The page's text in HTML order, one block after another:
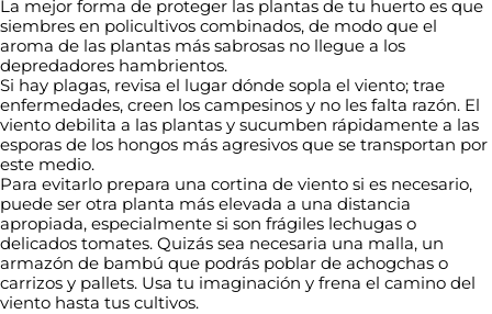
La mejor forma de proteger las plantas de tu huerto es que
siembres en policultivos combinados, de modo que el
aroma de las plantas más sabrosas no llegue a los
depredadores hambrientos.
Si hay plagas, revisa el lugar dónde sopla el viento; trae
enfermedades, creen los campesinos y no les falta razón. El
viento debilita a las plantas y sucumben rápidamente a las
esporas de los hongos más agresivos que se transportan por
este medio.
Para evitarlo prepara una cortina de viento si es necesario,
puede ser otra planta más elevada a una distancia
apropiada, especialmente si son frágiles lechugas o
delicados tomates. Quizás sea necesaria una malla, un
armazón de bambú que podrás poblar de achogchas o
carrizos y pallets. Usa tu imaginación y frena el camino del
viento hasta tus cultivos.